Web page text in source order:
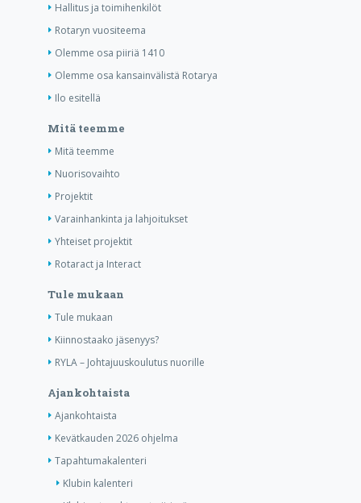
Hallitus ja toimihenkilöt
Rotaryn vuositeema
Olemme osa piiriä 1410
Olemme osa kansainvälistä Rotarya
Ilo esitellä
Mitä teemme
Mitä teemme
Nuorisovaihto
Projektit
Varainhankinta ja lahjoitukset
Yhteiset projektit
Rotaract ja Interact
Tule mukaan
Tule mukaan
Kiinnostaako jäsenyys?
RYLA – Johtajuuskoulutus nuorille
Ajankohtaista
Ajankohtaista
Kevätkauden 2026 ohjelma
Tapahtumakalenteri
Klubin kalenteri